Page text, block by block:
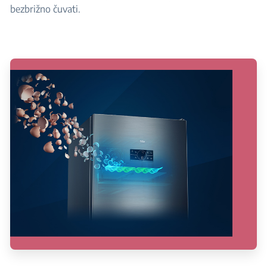
bezbrižno čuvati.